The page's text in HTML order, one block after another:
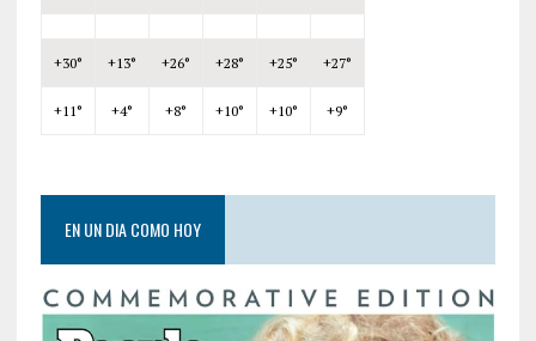
+30° +13° +26° +28° +25° +27°
+11° +4° +8° +10° +10° +9°
EN UN DIA COMO HOY